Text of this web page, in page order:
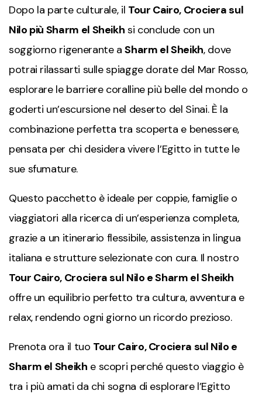
Dopo la parte culturale, il Tour Cairo, Crociera sul
Nilo più Sharm el Sheikh si conclude con un
soggiorno rigenerante aSharm el Sheikh, dove
potrai rilassarti sulle spiagge dorate del Mar Rosso,
esplorare le barriere coralline più belle del mondo o
goderti un’escursione nel deserto del Sinai. È la
combinazione perfetta tra scoperta e benessere,
pensata per chi desidera vivere l’Egitto in tutte le
sue sfumature.
Questo pacchetto è ideale per coppie, famiglie o
viaggiatori alla ricerca di un’esperienza completa,
grazie a un itinerario flessibile, assistenza in lingua
italiana e strutture selezionate con cura. Il nostro
Tour Cairo, Crociera sul Nilo e Sharm el Sheikh
offre un equilibrio perfetto tra cultura, avventura e
relax, rendendo ogni giorno un ricordo prezioso.
Prenota ora il tuo Tour Cairo, Crociera sul Nilo e
Sharm el Sheikh e scopri perché questo viaggio è
tra i più amati da chi sogna di esplorare l’Egitto